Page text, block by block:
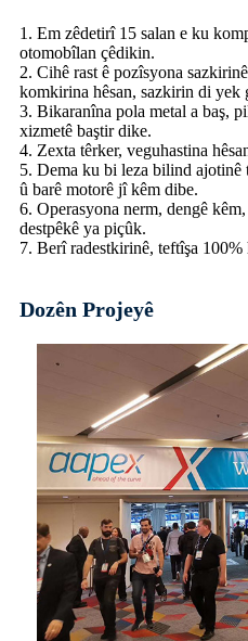
1. Em zêdetirî 15 salan e ku
otomobîlan çêdikin.
2. Cihê rast ê pozîsyona
komkirina hêsan, sazkirin di yek
3. Bikaranîna pola metal a baş,
xizmetê baştir dike.
4. Zexta têrker, veguhastina
5. Dema ku bi leza bilind ajotinê
û barê motorê jî kêm dibe.
6. Operasyona nerm, dengê
destpêkê ya piçûk.
7. Berî radestkirinê, teftîşa
Dozên Projeyê